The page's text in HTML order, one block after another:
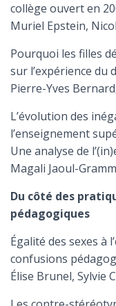
collège ouvert en
Muriel Epstein,
Pourquoi les filles
sur l’expérience du
Pierre-Yves
L’évolution des
l’enseignement
Une analyse de
Magali Jaoul-
Du côté des
pédagogiques
Égalité des sexes à
confusions
Élise Brunel, Sylvie